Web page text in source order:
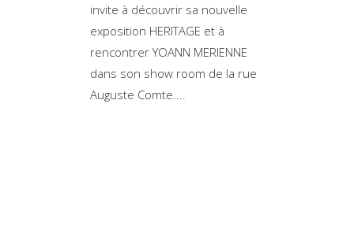
invite à découvrir sa nouvelle
exposition HERITAGE et à
rencontrer YOANN MERIENNE
dans son show room de la rue
Auguste Comte.